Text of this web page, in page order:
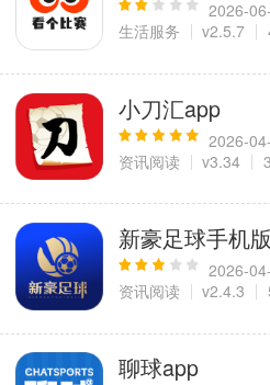
2026-
生活服务
v2.5.7
小刀汇app
2026-
资讯阅读
v3.34
新豪足球手机版
2026-
资讯阅读
v2.4.3
聊球app